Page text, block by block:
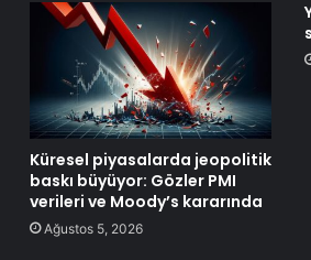
Küresel piyasalarda jeopolitik
baskı büyüyor: Gözler PMI
verileri ve Moody’s kararında
Ağustos 5, 2026